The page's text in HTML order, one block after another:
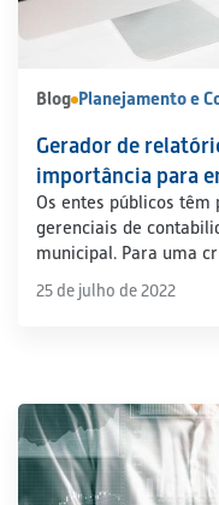
Blog Planejamento e
Gerador de
importância para
Os entes públicos
gerenciais de
municipal. Para uma
25 de julho de 2022